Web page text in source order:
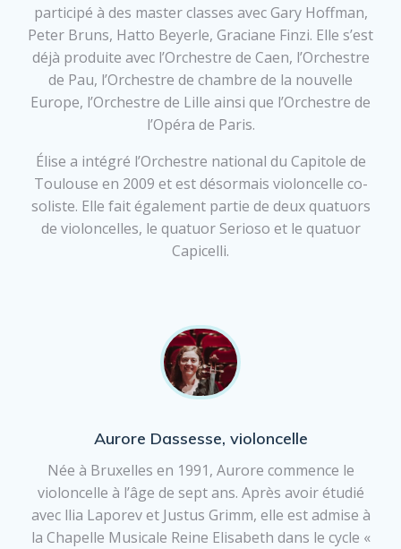
participé à des master classes avec Gary Hoffman,
Peter Bruns, Hatto Beyerle, Graciane Finzi. Elle s’est
déjà produite avec l’Orchestre de Caen, l’Orchestre
de Pau, l’Orchestre de chambre de la nouvelle
Europe, l’Orchestre de Lille ainsi que l’Orchestre de
l’Opéra de Paris.
Élise a intégré l’Orchestre national du Capitole de
Toulouse en 2009 et est désormais violoncelle co-
soliste. Elle fait également partie de deux quatuors
de violoncelles, le quatuor Serioso et le quatuor
Capicelli.
Aurore Dassesse, violoncelle
Née à Bruxelles en 1991, Aurore commence le
violoncelle à l’âge de sept ans. Après avoir étudié
avec llia Laporev et Justus Grimm, elle est admise à
la Chapelle Musicale Reine Elisabeth dans le cycle «